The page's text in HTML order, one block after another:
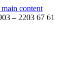
content
– 2203 67 61